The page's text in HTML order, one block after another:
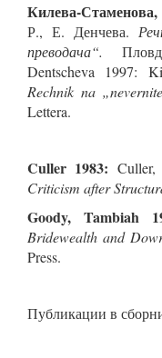
Килева-Стаменова,
Р., Е. Денчева.
преводача“.
Dentscheva 1997:
Rechnik na
Lettera.
Culler 1983: Culler,
Criticism after
Goody, Tambiah
Bridewealth and
Press.
Публикации в